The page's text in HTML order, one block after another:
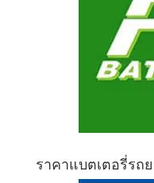
ราคาแบตเตอรี่รถ